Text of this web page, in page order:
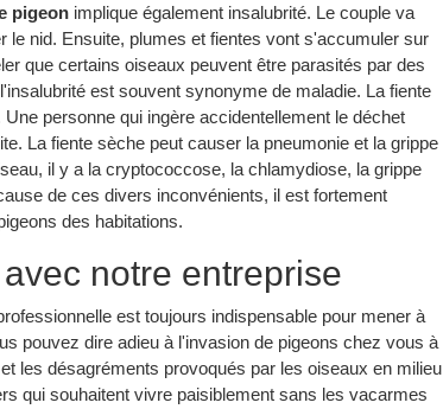
pigeon implique également insalubrité. Le couple va
le nid. Ensuite, plumes et fientes vont s'accumuler sur
que certains oiseaux peuvent être parasités par des
est souvent synonyme de maladie. La fiente
personne qui ingère accidentellement le déchet
La fiente sèche peut causer la pneumonie et la grippe
il y a la cryptococcose, la chlamydiose, la grippe
de ces divers inconvénients, il est fortement
des habitations.
notre entreprise
est toujours indispensable pour mener à
pouvez dire adieu à l'invasion de pigeons chez vous à
les désagréments provoqués par les oiseaux en milieu
qui souhaitent vivre paisiblement sans les vacarmes